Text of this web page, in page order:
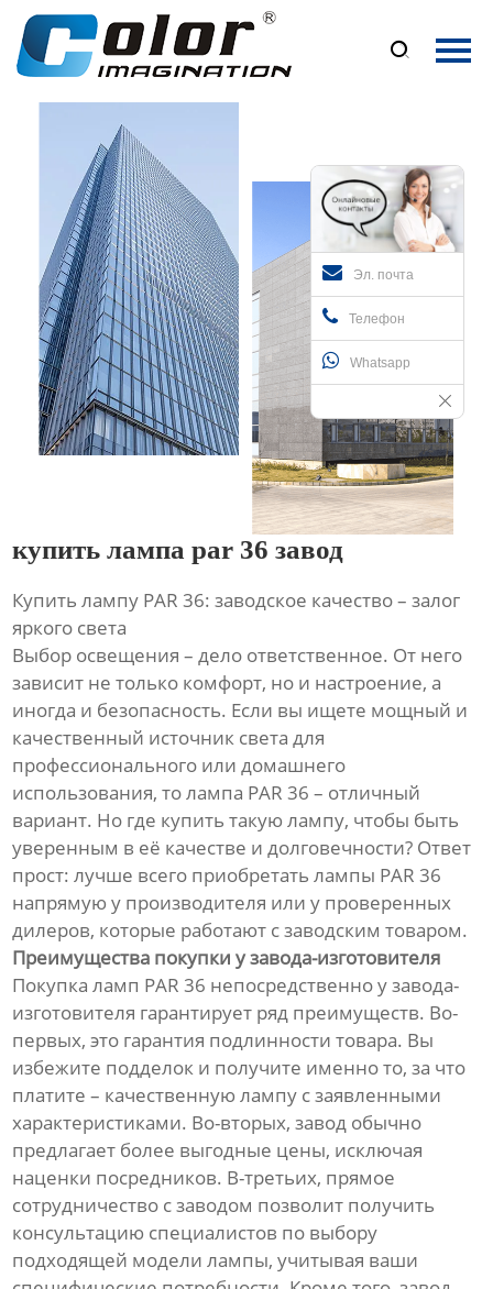

Главная
Продукция
Новости
Контакты
Эл. почта
Телефон
Whatsapp
купить лампа par 36 завод
Купить лампу PAR 36: заводское качество – залог
яркого света
Выбор освещения – дело ответственное. От него
зависит не только комфорт, но и настроение, а
иногда и безопасность. Если вы ищете мощный и
качественный источник света для
профессионального или домашнего
использования, то лампа PAR 36 – отличный
вариант. Но где купить такую лампу, чтобы быть
уверенным в её качестве и долговечности? Ответ
прост: лучше всего приобретать лампы PAR 36
напрямую у производителя или у проверенных
дилеров, которые работают с заводским товаром.
Преимущества покупки у завода-изготовителя
Покупка ламп PAR 36 непосредственно у завода-
изготовителя гарантирует ряд преимуществ. Во-
первых, это гарантия подлинности товара. Вы
избежите подделок и получите именно то, за что
платите – качественную лампу с заявленными
характеристиками. Во-вторых, завод обычно
предлагает более выгодные цены, исключая
наценки посредников. В-третьих, прямое
сотрудничество с заводом позволит получить
консультацию специалистов по выбору
подходящей модели лампы, учитывая ваши